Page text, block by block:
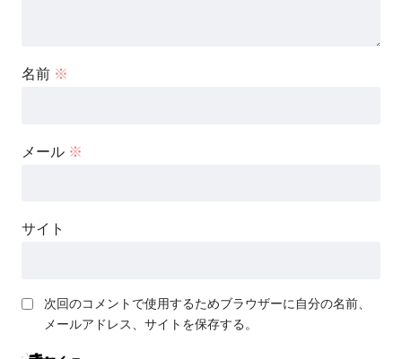
名前 ※
メール ※
サイト
次回のコメントで使用するためブラウザーに自分の名前、
メールアドレス、サイトを保存する。